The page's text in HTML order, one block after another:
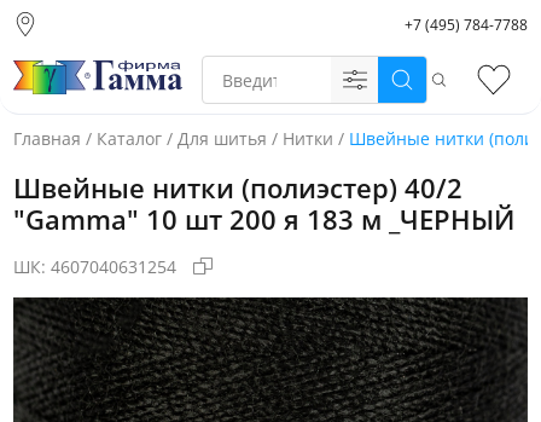
склад)
Санкт-Петербург
Екатеринбург
+7 (495) 784-7788
Поиск
Главная / Каталог / Для шитья / Нитки / Швейные нитки
Фото товара
Швейные нитки (полиэстер) 40/2
"Gamma" 10 шт 200 я 183 м _ЧЕРНЫЙ
ШК: 4607040631254